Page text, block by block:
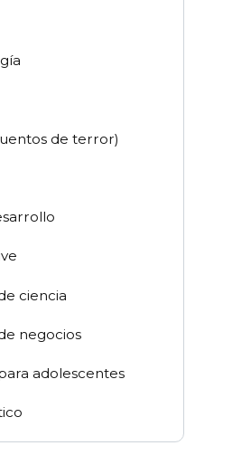
de terror)
ciencia
negocios
adolescentes